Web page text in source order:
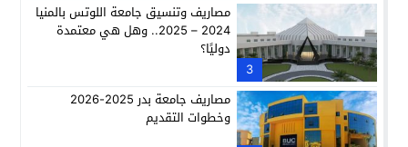
3
مصاريف وتنسيق جامعة اللوتس بالمنيا
2024 – 2025.. وهل هي معتمدة
دوليًا؟
مصاريف جامعة بدر 2025-2026
وخطوات التقديم